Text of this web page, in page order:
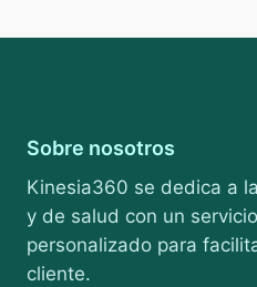
Sobre nosotros
Kinesia360 se dedica a
y de salud con un
personalizado para
cliente.